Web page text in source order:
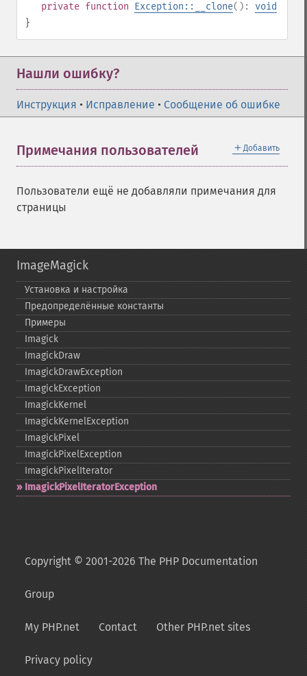
private function Exception::__clone(): void
}
Нашли ошибку?
Инструкция • Исправление • Сообщение об ошибке
＋ Добавить
Примечания пользователей
Пользователи ещё не добавляли примечания для
страницы
ImageMagick
Установка и настройка
Предопределённые константы
Примеры
Imagick
ImagickDraw
ImagickDrawException
ImagickException
ImagickKernel
ImagickKernelException
ImagickPixel
ImagickPixelException
ImagickPixelIterator
ImagickPixelIteratorException
Copyright © 2001-2026 The PHP Documentation
Group
My PHP.net Contact Other PHP.net sites
Privacy policy